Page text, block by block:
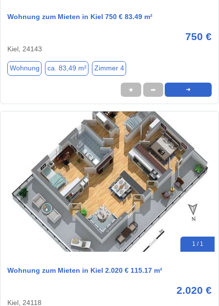
Wohnung zum Mieten in Kiel 750 € 83.49 m²
750 €
Kiel, 24143
Wohnung ca. 83,49 m² Zimmer 4
★ ➦ ➜
1 / 1
Wohnung zum Mieten in Kiel 2.020 € 115.17 m²
2.020 €
Kiel, 24118